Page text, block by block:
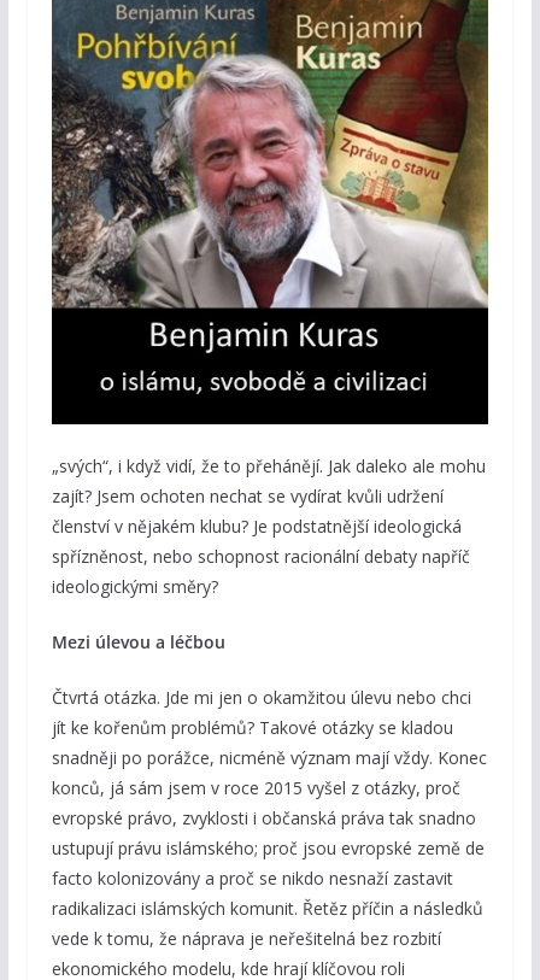
„svých“, i když vidí, že to přehánějí. Jak daleko ale mohu
zajít? Jsem ochoten nechat se vydírat kvůli udržení
členství v nějakém klubu? Je podstatnější ideologická
spřízněnost, nebo schopnost racionální debaty napříč
ideologickými směry?
Mezi úlevou a léčbou
Čtvrtá otázka. Jde mi jen o okamžitou úlevu nebo chci
jít ke kořenům problémů? Takové otázky se kladou
snadněji po porážce, nicméně význam mají vždy. Konec
konců, já sám jsem v roce 2015 vyšel z otázky, proč
evropské právo, zvyklosti i občanská práva tak snadno
ustupují právu islámského; proč jsou evropské země de
facto kolonizovány a proč se nikdo nesnaží zastavit
radikalizaci islámských komunit. Řetěz příčin a následků
vede k tomu, že náprava je neřešitelná bez rozbití
ekonomického modelu, kde hrají klíčovou roli